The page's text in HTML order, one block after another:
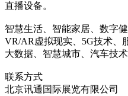
直播设备。
智慧生活、智能家居、数字
VR/AR虚拟现实、5G技术、
大数据、智慧城市、汽车技术
联系方式
北京讯通国际展览有限公司